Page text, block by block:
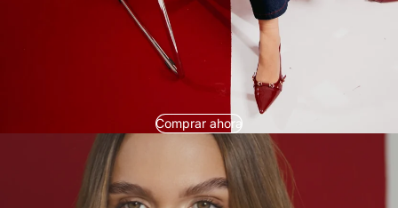
Comprar ahora